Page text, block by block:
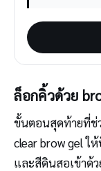
ล็อกคิ้วด้วย
ขั้นตอนสุดท้ายที่ช่
clear brow gel ใ
และสีดินสอเข้าด้